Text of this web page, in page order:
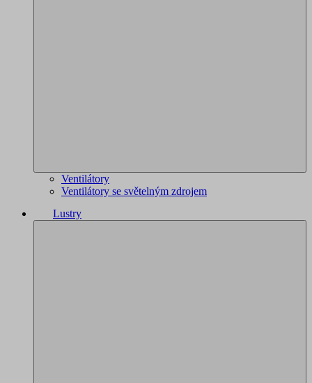
Ventilátory
Ventilátory se světelným zdrojem
Lustry